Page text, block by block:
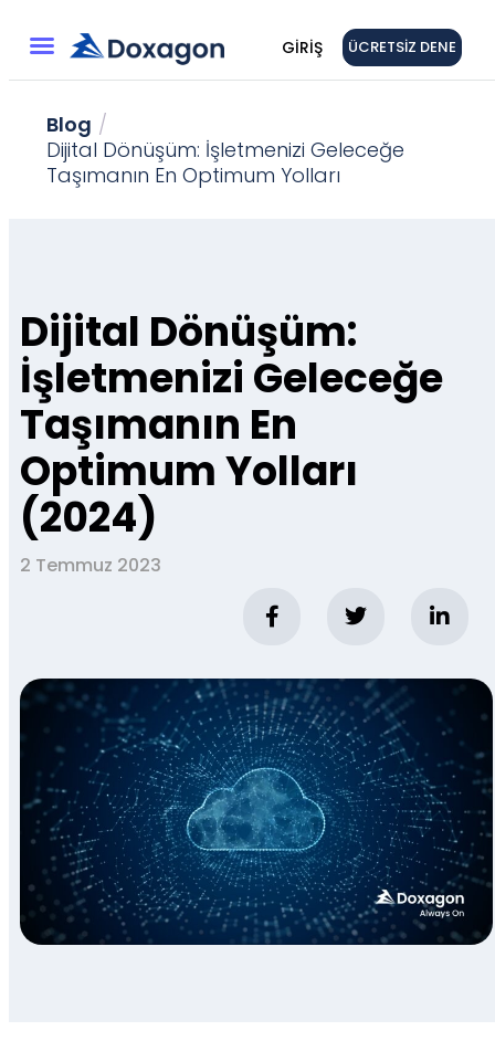
GIRIŞ ÜCRETSIZ DENE
Blog /
Dijital Dönüşüm: İşletmenizi Geleceğe
Taşımanın En Optimum Yolları
Dijital Dönüşüm:
İşletmenizi Geleceğe
Taşımanın En
Optimum Yolları
(2024)
2 Temmuz 2023